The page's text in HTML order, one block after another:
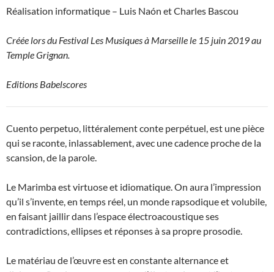
Réalisation informatique – Luis Naón et Charles Bascou
Créée lors du Festival Les Musiques à Marseille le 15 juin 2019 au
Temple Grignan.
Editions Babelscores
Cuento perpetuo, littéralement conte perpétuel, est une pièce
qui se raconte, inlassablement, avec une cadence proche de la
scansion, de la parole.
Le Marimba est virtuose et idiomatique. On aura l’impression
qu’il s’invente, en temps réel, un monde rapsodique et volubile,
en faisant jaillir dans l’espace électroacoustique ses
contradictions, ellipses et réponses à sa propre prosodie.
Le matériau de l’œuvre est en constante alternance et